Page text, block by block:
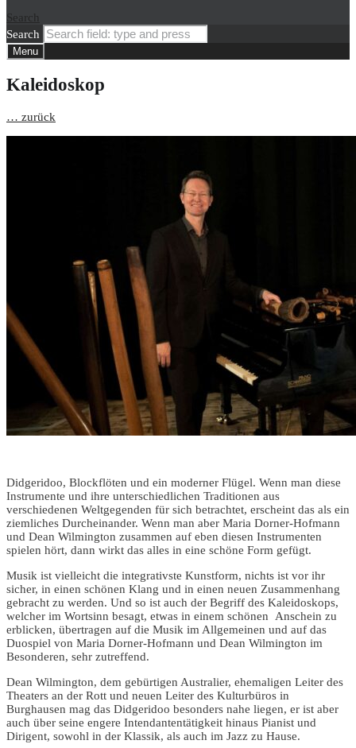
Search
Search
Menu
Kaleidoskop
… zurück
Didgeridoo, Blockflöten und ein moderner Flügel. Wenn man diese
Instrumente und ihre unterschiedlichen Traditionen aus
verschiedenen Weltgegenden für sich betrachtet, erscheint das als ein
ziemliches Durcheinander. Wenn man aber Maria Dorner-Hofmann
und Dean Wilmington zusammen auf eben diesen Instrumenten
spielen hört, dann wirkt das alles in eine schöne Form gefügt.
Musik ist vielleicht die integrativste Kunstform, nichts ist vor ihr
sicher, in einen schönen Klang und in einen neuen Zusammenhang
gebracht zu werden. Und so ist auch der Begriff des Kaleidoskops,
welcher im Wortsinn besagt, etwas in einem schönen Anschein zu
erblicken, übertragen auf die Musik im Allgemeinen und auf das
Duospiel von Maria Dorner-Hofmann und Dean Wilmington im
Besonderen, sehr zutreffend.
Dean Wilmington, dem gebürtigen Australier, ehemaligen Leiter des
Theaters an der Rott und neuen Leiter des Kulturbüros in
Burghausen mag das Didgeridoo besonders nahe liegen, er ist aber
auch über seine engere Intendantentätigkeit hinaus Pianist und
Dirigent, sowohl in der Klassik, als auch im Jazz zu Hause.